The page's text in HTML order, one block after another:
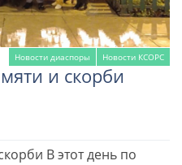
Новости диаспоры Новости КСОРС
и скорби
В этот день по